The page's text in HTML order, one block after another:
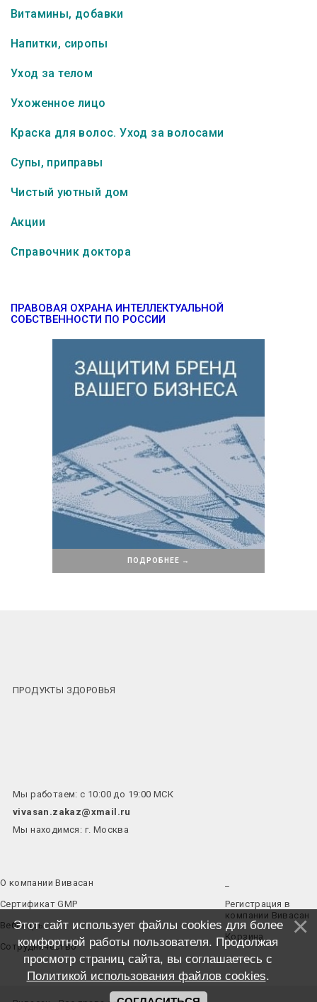
Витамины, добавки
Напитки, сиропы
Уход за телом
Ухоженное лицо
Краска для волос. Уход за волосами
Супы, приправы
Чистый уютный дом
Акции
Справочник доктора
ПРАВОВАЯ ОХРАНА ИНТЕЛЛЕКТУАЛЬНОЙ
СОБСТВЕННОСТИ ПО РОССИИ
ПОДРОБНЕЕ →
ПРОДУКТЫ ЗДОРОВЬЯ
Мы работаем: с 10:00 до 19:00 МСК
vivasan.zakaz@xmail.ru
Мы находимся: г. Москва
О компании Вивасан
Сертификат GMP
Вебинары
Сотрудничество
Регистрация в
компании Вивасан
Корзина
Этот сайт использует файлы cookies для более
комфортной работы пользователя. Продолжая
просмотр страниц сайта, вы соглашаетесь с
Политикой использования файлов cookies.